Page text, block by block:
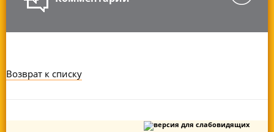
Возврат к списку